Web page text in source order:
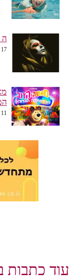
ה
17 ביולי 2026
11 ביולי 2026
עוד כתבות